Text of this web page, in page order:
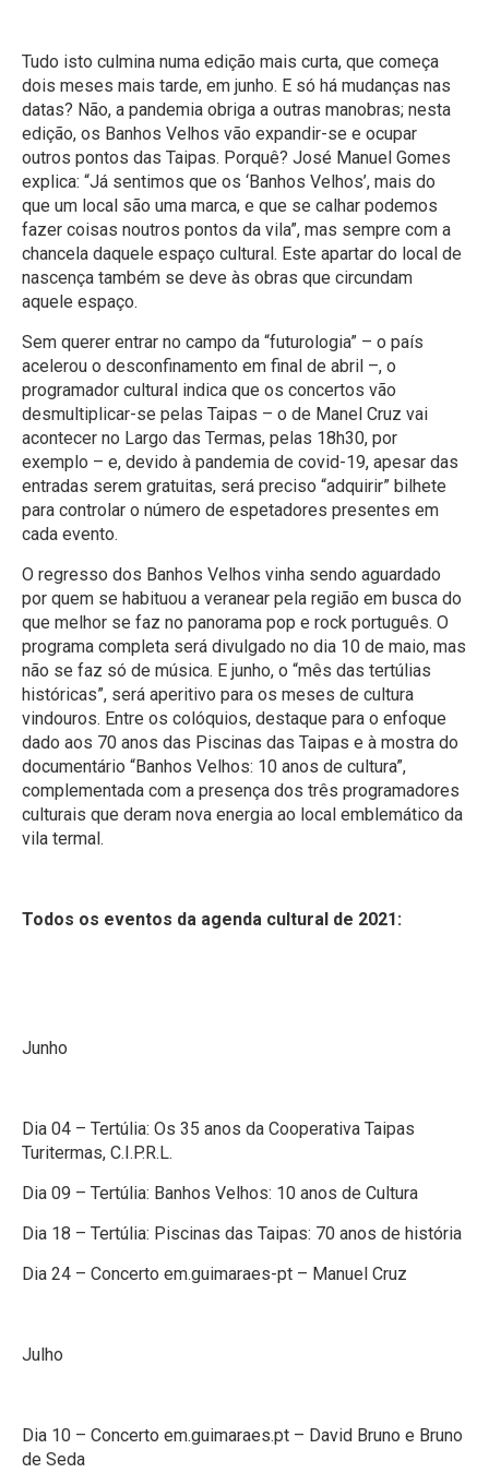
Tudo isto culmina numa edição mais curta, que começa
dois meses mais tarde, em junho. E só há mudanças nas
datas? Não, a pandemia obriga a outras manobras; nesta
edição, os Banhos Velhos vão expandir-se e ocupar
outros pontos das Taipas. Porquê? José Manuel Gomes
explica: “Já sentimos que os ‘Banhos Velhos’, mais do
que um local são uma marca, e que se calhar podemos
fazer coisas noutros pontos da vila”, mas sempre com a
chancela daquele espaço cultural. Este apartar do local de
nascença também se deve às obras que circundam
aquele espaço.
Sem querer entrar no campo da “futurologia” – o país
acelerou o desconfinamento em final de abril –, o
programador cultural indica que os concertos vão
desmultiplicar-se pelas Taipas – o de Manel Cruz vai
acontecer no Largo das Termas, pelas 18h30, por
exemplo – e, devido à pandemia de covid-19, apesar das
entradas serem gratuitas, será preciso “adquirir” bilhete
para controlar o número de espetadores presentes em
cada evento.
O regresso dos Banhos Velhos vinha sendo aguardado
por quem se habituou a veranear pela região em busca do
que melhor se faz no panorama pop e rock português. O
programa completa será divulgado no dia 10 de maio, mas
não se faz só de música. E junho, o “mês das tertúlias
históricas”, será aperitivo para os meses de cultura
vindouros. Entre os colóquios, destaque para o enfoque
dado aos 70 anos das Piscinas das Taipas e à mostra do
documentário “Banhos Velhos: 10 anos de cultura”,
complementada com a presença dos três programadores
culturais que deram nova energia ao local emblemático da
vila termal.
Todos os eventos da agenda cultural de 2021:
Junho
Dia 04 – Tertúlia: Os 35 anos da Cooperativa Taipas
Turitermas, C.I.P.R.L.
Dia 09 – Tertúlia: Banhos Velhos: 10 anos de Cultura
Dia 18 – Tertúlia: Piscinas das Taipas: 70 anos de história
Dia 24 – Concerto em.guimaraes-pt – Manuel Cruz
Julho
Dia 10 – Concerto em.guimaraes.pt – David Bruno e Bruno
de Seda